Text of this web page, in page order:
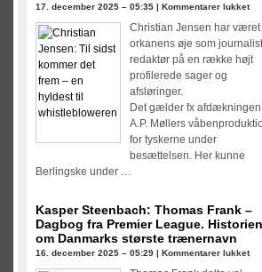
17. december 2025 – 05:35 | Kommentarer lukkettil
Til
Christian Jensen har været
orkanens øje som
redaktør på en række højt
profilerede sager og
afsløringer.
Det gælder fx
A.P. Møllers
for tyskerne under
besættelsen. Her kunne
Berlingske under …
Kasper Steenbach: Thomas Frank –
Dagbog fra Premier League. Historien
om Danmarks største trænernavn
16. december 2025 – 05:29 | Kommentarer lukkettil